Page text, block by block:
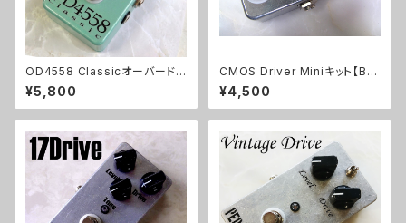
OD4558 Classicオーバードラ
イブキット【BASIC KIT】
¥5,800
CMOS Driver Miniキット【BA
SIC KIT】
¥4,500